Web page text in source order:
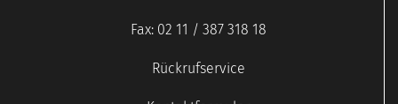
Fax: 02 11 / 387 318 18
Rückrufservice